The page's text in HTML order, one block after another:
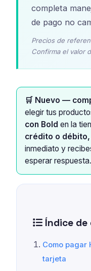
completa
de pago no
Precios de
Confirma el valor
🛒 Nuevo —
elegir tus
con Bold en la
crédito o débito,
inmediato y
esperar respuesta.
Índice
Como pagar
tarjeta